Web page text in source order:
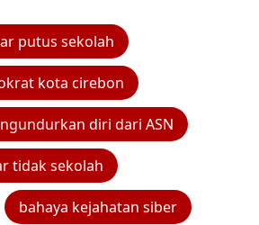
putus sekolah
kota cirebon
diri dari ASN
tidak sekolah
bahaya kejahatan siber